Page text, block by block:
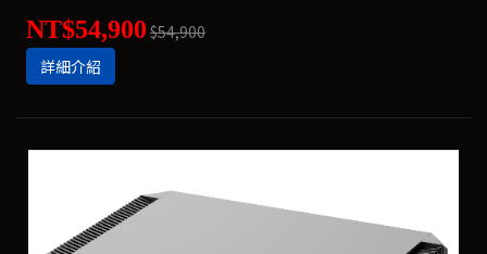
NT$54,900 $54,900
詳細介紹